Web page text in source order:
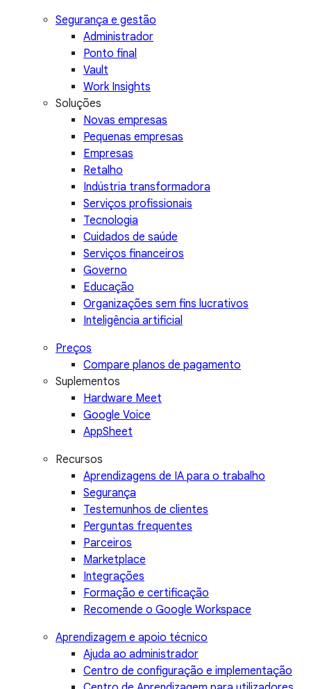
Segurança e gestão
Administrador
Ponto final
Vault
Work Insights
Soluções
Novas empresas
Pequenas empresas
Empresas
Retalho
Indústria transformadora
Serviços profissionais
Tecnologia
Cuidados de saúde
Serviços financeiros
Governo
Educação
Organizações sem fins lucrativos
Inteligência artificial
Preços
Compare planos de pagamento
Suplementos
Hardware Meet
Google Voice
AppSheet
Recursos
Aprendizagens de IA para o trabalho
Segurança
Testemunhos de clientes
Perguntas frequentes
Parceiros
Marketplace
Integrações
Formação e certificação
Recomende o Google Workspace
Aprendizagem e apoio técnico
Ajuda ao administrador
Centro de configuração e implementação